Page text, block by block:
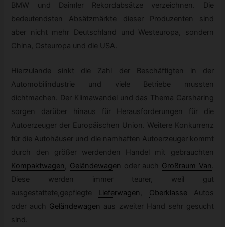
BMW und Daimler Rekordabsätze verzeichnen. Die
bedeutendsten Absätzmärkte dieser Produzenten sind
aber nicht mehr Deutschland und Westeuropa, sondern
China, Osteuropa und die USA.
Hierzulande sinkt die Zahl der Beschäftigten in der
Automobilindustrie und viele Betriebe mussten
dichtmachen. Der Klimawandel und das Thema Carsharing
sorgen darüber hinaus für Herausforderungen für die
Autoerzeuger der Europäischen Union. Weitere Konkurrenz
für die Autohäuser und die namhaften Autoerzeuger kommt
durch den größer werdenden Handel mit gebrauchten
Kompaktwagen , Geländewagen oder auch Großraum Van.
Diese werden immer teurer, weil gut
ausgestattete,gepflegte
Lieferwagen , Oberklasse
Autos
oder auch Geländewagen aus zweiter Hand sehr gesucht
sind.